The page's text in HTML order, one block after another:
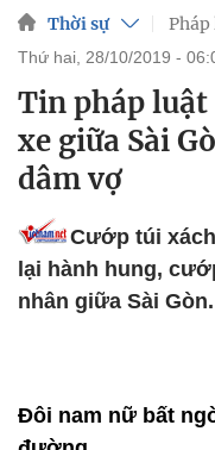
Thời sự
thứ hai, 28/10/2019 -
Tin pháp luật
xe giữa Sài
dâm vợ
Cướp túi
lại hành hung,
nhân giữa Sài Gòn.
Đôi nam nữ bất